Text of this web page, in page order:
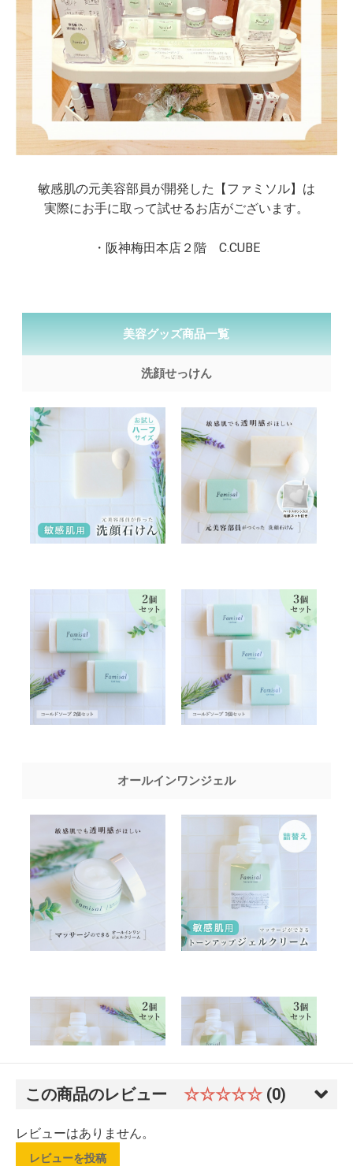
敏感肌の元美容部員が開発した【ファミソル】は
実際にお手に取って試せるお店がございます。
・阪神梅田本店２階 C.CUBE
この商品のレビュー ☆☆☆☆☆ (0)
レビューはありません。
レビューを投稿